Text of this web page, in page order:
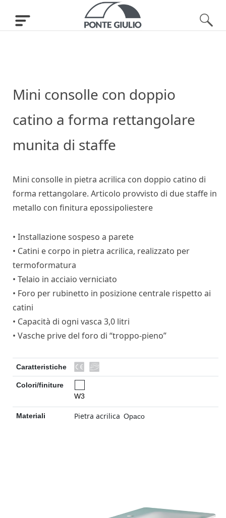
Mini consolle con doppio
catino a forma rettangolare
munita di staffe
Mini consolle in pietra acrilica con doppio catino di
forma rettangolare. Articolo provvisto di due staffe in
metallo con finitura epossipoliestere
• Installazione sospeso a parete
• Catini e corpo in pietra acrilica, realizzato per
termoformatura
• Telaio in acciaio verniciato
• Foro per rubinetto in posizione centrale rispetto ai
catini
• Capacità di ogni vasca 3,0 litri
• Vasche prive del foro di “troppo-pieno”
Caratteristiche
Colori/finiture
W3
Materiali Pietra acrilica Opaco